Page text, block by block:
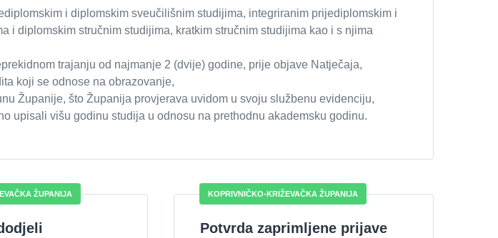
i diplomskim sveučilišnim studijima, integriranim prijediplomskim i
diplomskim stručnim studijima, kratkim stručnim studijima kao i s njima
trajanju od najmanje 2 (dvije) godine, prije objave Natječaja,
koji se odnose na obrazovanje,
Županije, što Županija provjerava uvidom u svoju službenu evidenciju,
upisali višu godinu studija u odnosu na prethodnu akademsku godinu.
ŽUPANIJA KOPRIVNIČKO-KRIŽEVAČKA ŽUPANIJA
Potvrda zaprimljene prijave